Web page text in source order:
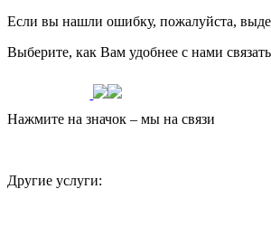
Если вы нашли ошибку, пожалуйста,
Выберите, как Вам удобнее с нами
Нажмите на значок – мы на связи
Другие услуги: